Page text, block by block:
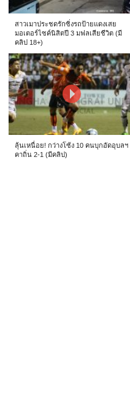
สาวเมาประชดรักซิ่งรถป้ายแดงเสย
มอเตอร์ไซค์นิสิตปี 3 มฟลเสียชีวิต (มี
คลิป 18+)
ลุ้นเหนื่อย! กว่างโซ้ง 10 คนบุกอัดอุบลฯ
คาถิ่น 2-1 (มีคลิป)